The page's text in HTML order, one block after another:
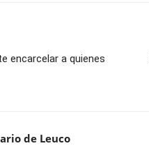
encarcelar a quienes
de Leuco